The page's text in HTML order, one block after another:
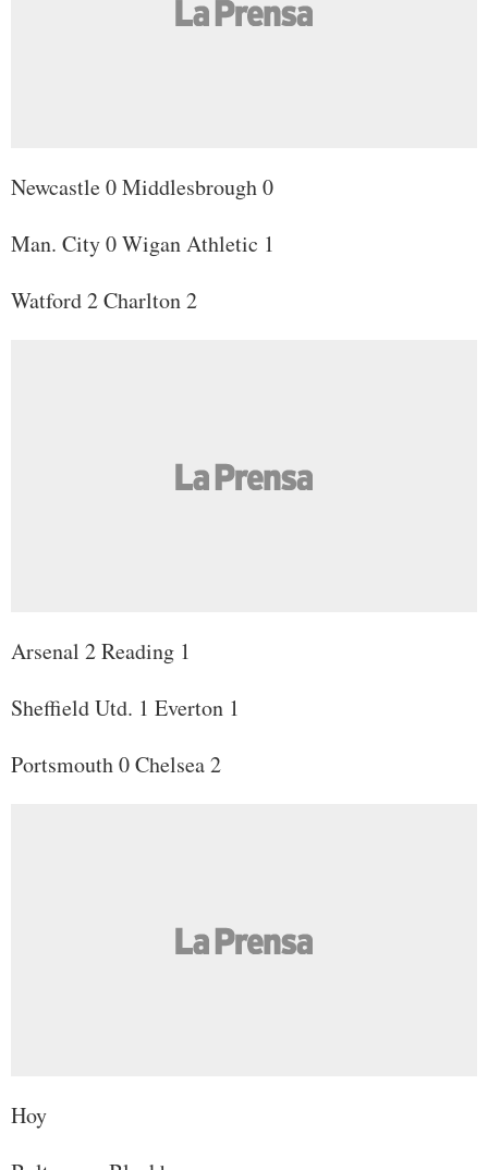
Newcastle 0 Middlesbrough 0
Man. City 0 Wigan Athletic 1
Watford 2 Charlton 2
Arsenal 2 Reading 1
Sheffield Utd. 1 Everton 1
Portsmouth 0 Chelsea 2
Hoy